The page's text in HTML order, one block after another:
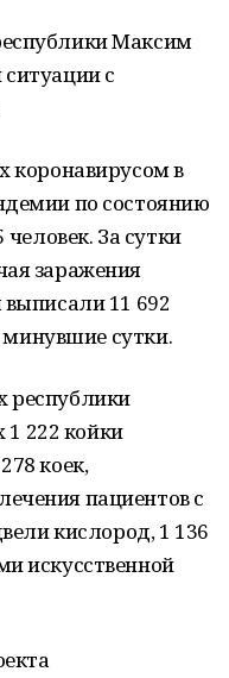
Максим
с
коронавирусом в
по состоянию
За сутки
заражения
11 692
минувшие сутки.
республики
1 222 койки
коек,
пациентов с
кислород, 1 136
искусственной